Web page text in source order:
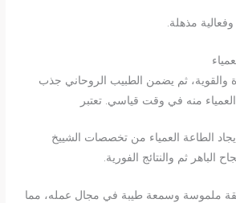
مذهلة.
والقوية، ثم يضمن الطبيب الروحاني جذب
منه في وقت قياسي. تعتبر
الطاعة العمياء من تخصصات الشييخ
الباهر ثم والنتائج الفورية.
ملموسة وسمعة طيبة في مجال عمله، مما